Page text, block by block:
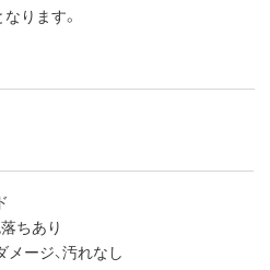
ります。
ちあり
メージ、汚れなし